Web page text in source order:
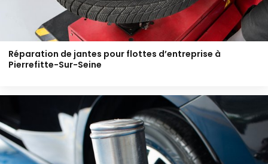
Réparation de jantes pour flottes d’entreprise à
Pierrefitte-Sur-Seine